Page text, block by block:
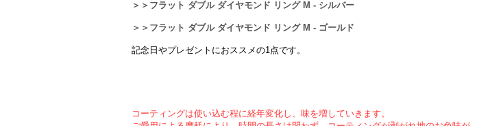
＞＞フラット ダブル ダイヤモンド リング M - シルバー
＞＞フラット ダブル ダイヤモンド リング M - ゴールド
記念日やプレゼントにおススメの1点です。
コーティングは使い込む程に経年変化し、味を増していきます。